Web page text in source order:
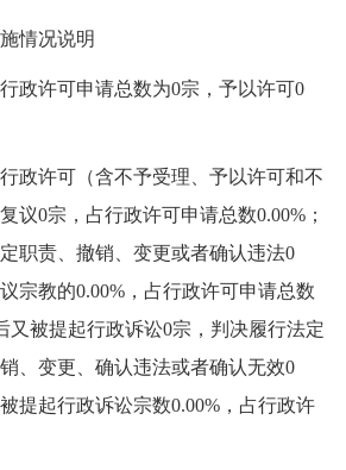
情况说明
政许可申请总数为0宗，予以许可0
政许可（含不予受理、予以许可和不
议0宗，占行政许可申请总数0.00%；
职责、撤销、变更或者确认违法0
宗教的0.00%，占行政许可申请总数
又被提起行政诉讼0宗，判决履行法定
、变更、确认违法或者确认无效0
提起行政诉讼宗数0.00%，占行政许